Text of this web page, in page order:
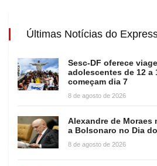
Últimas Notícias do
Sesc-DF oferece
adolescentes de 12
começam dia 7
8 de agosto de 2026
Alexandre de
a Bolsonaro no Dia
8 de agosto de 2026